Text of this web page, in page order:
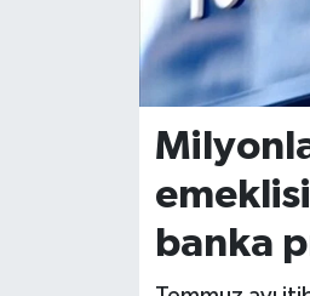
banka
KENT GÜNDEMİ